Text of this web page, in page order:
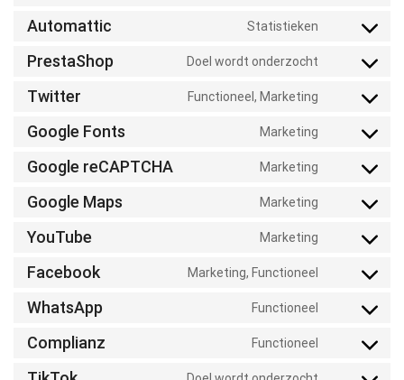
Automattic Statistieken
PrestaShop Doel wordt onderzocht
Twitter Functioneel, Marketing
Google Fonts Marketing
Google reCAPTCHA Marketing
Google Maps Marketing
YouTube Marketing
Facebook Marketing, Functioneel
WhatsApp Functioneel
Complianz Functioneel